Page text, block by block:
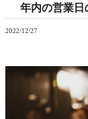
年内の営業日
2022/12/27